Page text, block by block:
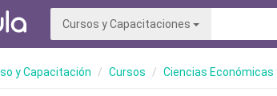
Cursos y Capacitaciones
y Capacitación Cursos Ciencias Económicas